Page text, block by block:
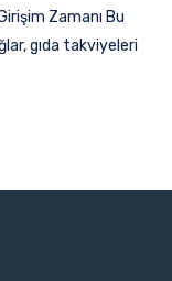
Zamanı Bu
gıda takviyeleri